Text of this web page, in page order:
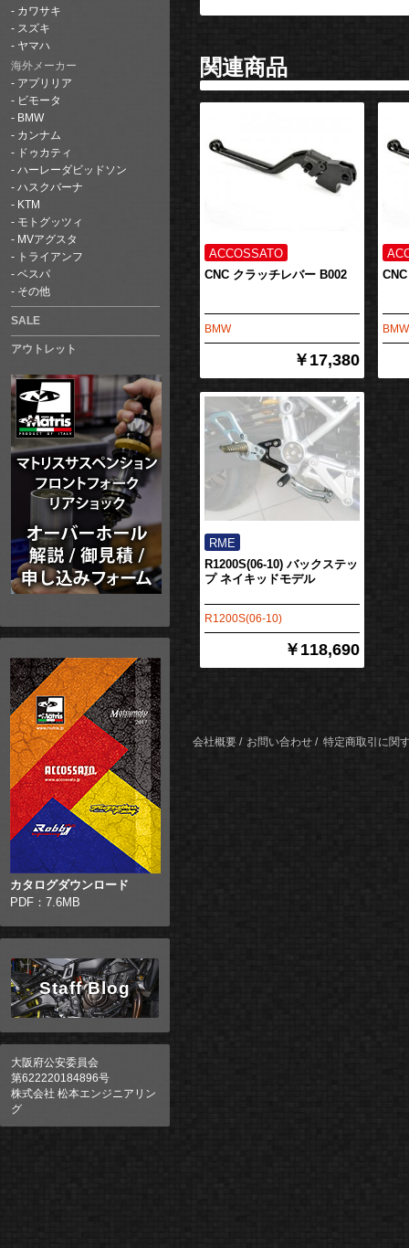
カワサキ
スズキ
ヤマハ
海外メーカー
アプリリア
ビモータ
BMW
カンナム
ドゥカティ
ハーレーダビッドソン
ハスクバーナ
KTM
モトグッツィ
MVアグスタ
トライアンフ
ベスパ
その他
SALE
アウトレット
カタログダウンロード
PDF：7.6MB
Staff Blog
大阪府公安委員会
第622220184896号
株式会社 松本エンジニアリン
グ
関連商品
CNC クラッチレバー B002
BMW
￥17,380
BMW
R1200S(06-10) バックステッ
プ ネイキッドモデル
R1200S(06-10)
￥118,690
会社概要 お問い合わせ 特定商取引に関